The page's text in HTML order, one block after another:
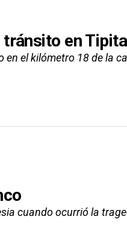
en
el kilómetro 18 de la
cuando ocurrió la